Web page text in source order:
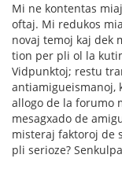
Mi ne kontentas
oftaj. Mi redukos
novaj temoj kaj dek
tion per pli ol la
Vidpunktoj; restu
antiamigueismanoj,
allogo de la forumo
mesagxado de
misteraj faktoroj de
pli serioze?